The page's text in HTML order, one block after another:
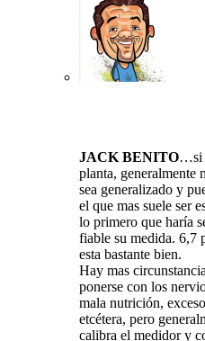
JACK BENITO…si
planta, generalmente
sea generalizado y
el que mas suele ser
lo primero que haría
fiable su medida. 6,7
esta bastante bien.
Hay mas
ponerse con los
mala nutrición,
etcétera, pero
calibra el medidor y